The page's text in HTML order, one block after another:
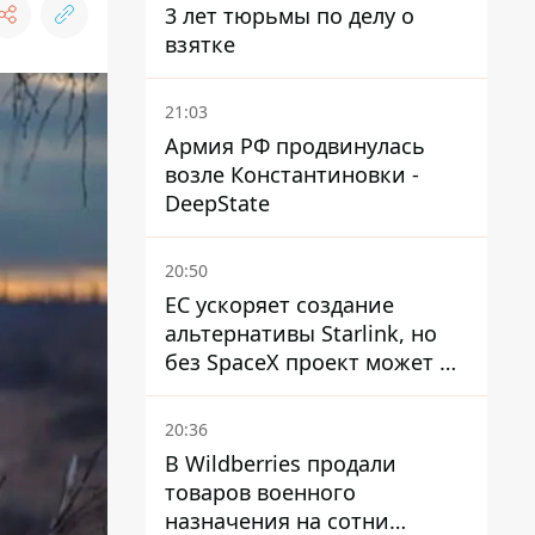
3 лет тюрьмы по делу о
взятке
21:03
Армия РФ продвинулась
возле Константиновки -
DeepState
20:50
ЕС ускоряет создание
альтернативы Starlink, но
без SpaceX проект может не
обойтись
20:36
В Wildberries продали
товаров военного
назначения на сотни